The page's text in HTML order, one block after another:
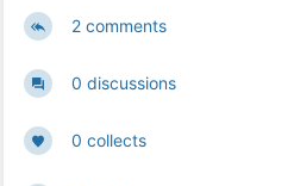
2 comments
0 discussions
0 collects